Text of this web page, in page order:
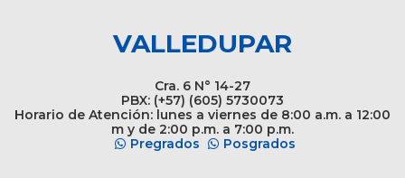
VALLEDUPAR
Cra. 6 N° 14-27
PBX: (+57) (605) 5730073
Horario de Atención: lunes a viernes de 8:00 a.m. a 12:00
m y de 2:00 p.m. a 7:00 p.m.
Pregrados
Posgrados